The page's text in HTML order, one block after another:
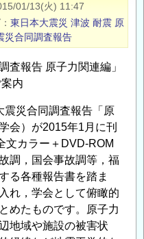
01/13(火) 11:47
東日本大震災 津波 耐震 原
災合同調査報告
査報告 原子力関連編」
内
震災合同調査報告「原
会）が2015年1月に刊
文カラー＋DVD-ROM
調，国会事故調等，福
る各種報告書を踏ま
れ，学会として俯瞰的
めたものです。原子力
地域や施設の被害状